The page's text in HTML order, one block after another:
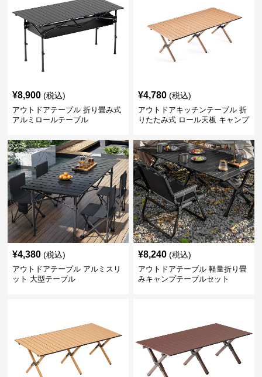
¥8,900 (税込)
アウトドアテーブル 折り畳み式
アルミロールテーブル
¥4,780 (税込)
アウトドアキッチンテーブル 折
りたたみ式 ロール天板 キャンプ
¥4,380 (税込)
アウトドアテーブル アルミスリ
ット 大型テーブル
¥8,240 (税込)
アウトドアテーブル 軽量折り畳
みキャンプテーブルセット